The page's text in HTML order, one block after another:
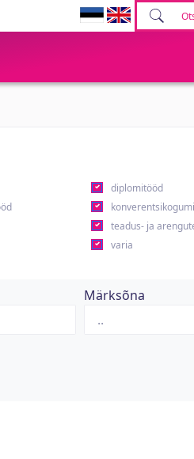
diplomitööd
teadus- ja
varia
Märksõna